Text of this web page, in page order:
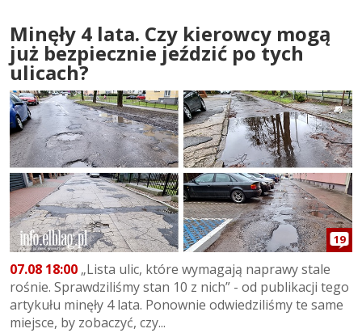
Minęły 4 lata. Czy kierowcy mogą
już bezpiecznie jeździć po tych
ulicach?
19
07.08 18:00 „Lista ulic, które wymagają naprawy stale
rośnie. Sprawdziliśmy stan 10 z nich” - od publikacji tego
artykułu minęły 4 lata. Ponownie odwiedziliśmy te same
miejsce, by zobaczyć, czy...